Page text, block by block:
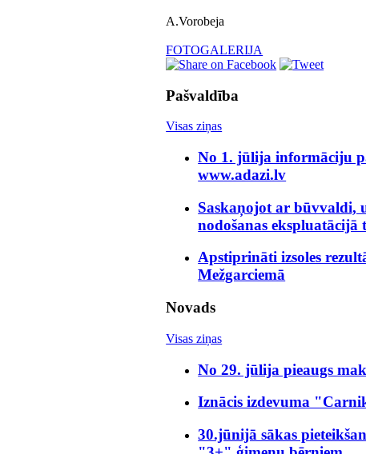
A.Vorobeja
FOTOGALERIJA
Pašvaldība
Visas ziņas
No 1. jūlija informāciju
www.adazi.lv
Saskaņojot ar būvvaldi,
nodošanas ekspluatācijā
Apstiprināti izsoles
Mežgarciemā
Novads
Visas ziņas
No 29. jūlija pieaugs
Iznācis izdevuma
30.jūnijā sākas